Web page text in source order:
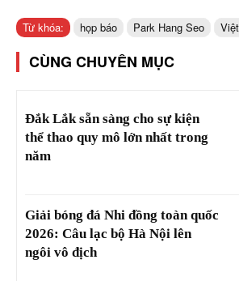
Từ khóa: họp báo Park Hang Seo
CÙNG CHUYÊN MỤC
Đắk Lắk sẵn sàng cho sự kiện
thể thao quy mô lớn nhất trong
năm
Giải bóng đá Nhi đồng toàn quốc
2026: Câu lạc bộ Hà Nội lên
ngôi vô địch